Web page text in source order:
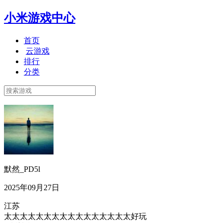
小米游戏中心
首页
云游戏
排行
分类
默然_PD5l
2025年09月27日
江苏
太太太太太太太太太太太太太太太太好玩